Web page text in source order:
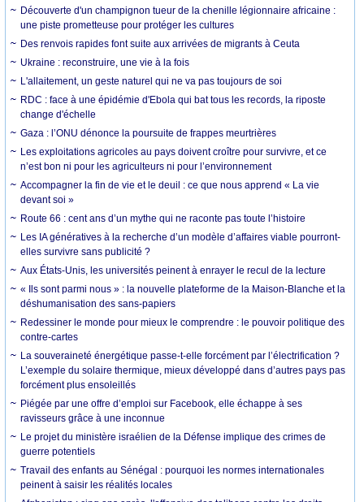
Découverte d'un champignon tueur de la chenille légionnaire africaine :
une piste prometteuse pour protéger les cultures
Des renvois rapides font suite aux arrivées de migrants à Ceuta
Ukraine : reconstruire, une vie à la fois
L'allaitement, un geste naturel qui ne va pas toujours de soi
RDC : face à une épidémie d'Ebola qui bat tous les records, la riposte
change d'échelle
Gaza : l’ONU dénonce la poursuite de frappes meurtrières
Les exploitations agricoles au pays doivent croître pour survivre, et ce
n’est bon ni pour les agriculteurs ni pour l’environnement
Accompagner la fin de vie et le deuil : ce que nous apprend « La vie
devant soi »
Route 66 : cent ans d’un mythe qui ne raconte pas toute l’histoire
Les IA génératives à la recherche d’un modèle d’affaires viable pourront-
elles survivre sans publicité ?
Aux États-Unis, les universités peinent à enrayer le recul de la lecture
« Ils sont parmi nous » : la nouvelle plateforme de la Maison-Blanche et la
déshumanisation des sans-papiers
Redessiner le monde pour mieux le comprendre : le pouvoir politique des
contre-cartes
La souveraineté énergétique passe-t-elle forcément par l’électrification ?
L’exemple du solaire thermique, mieux développé dans d’autres pays pas
forcément plus ensoleillés
Piégée par une offre d’emploi sur Facebook, elle échappe à ses
ravisseurs grâce à une inconnue
Le projet du ministère israélien de la Défense implique des crimes de
guerre potentiels
Travail des enfants au Sénégal : pourquoi les normes internationales
peinent à saisir les réalités locales